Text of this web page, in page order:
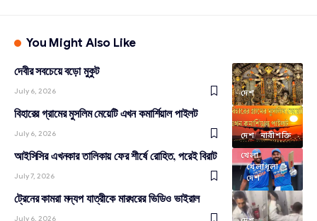
You Might Also Like
দেশ
দেবীর সবচেয়ে বড়ো মুকুট
July 6, 2026
দেশ নারীশক্তি
বিহারের গ্রামের মুসলিম মেয়েটি এখন কমার্শিয়াল পাইলট
July 6, 2026
খেলা
খেলাধূলা
দেশ
আইসিসির এখনকার তালিকায় ফের শীর্ষে রোহিত, পরেই বিরাট
July 7, 2026
ট্রেনের কামরা মদ্যপ যাত্রীকে মারধরের ভিডিও ভাইরাল
July 6, 2026